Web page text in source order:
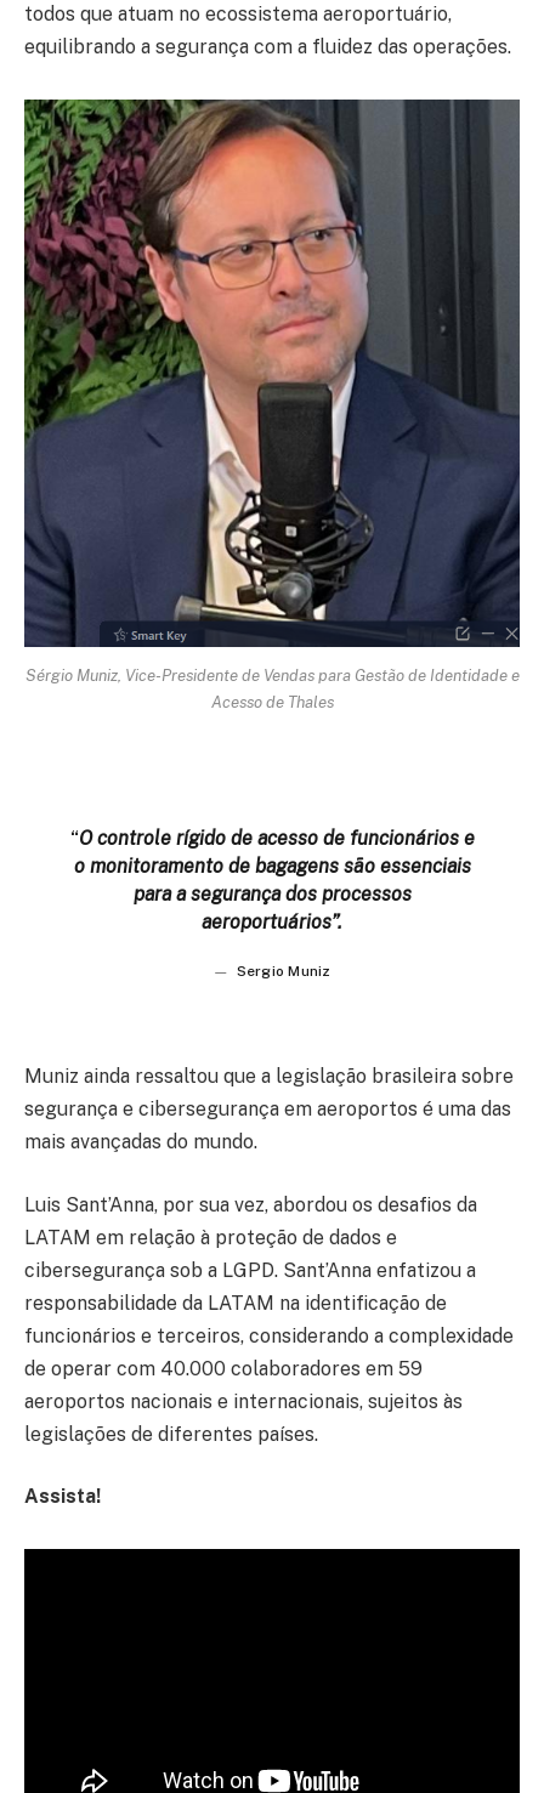
todos que atuam no ecossistema aeroportuário,
equilibrando a segurança com a fluidez das operações.
Sérgio Muniz, Vice-Presidente de Vendas para Gestão de Identidade e
Acesso de Thales
“O controle rígido de acesso de funcionários e
o monitoramento de bagagens são essenciais
para a segurança dos processos
aeroportuários”.
Sergio Muniz
Muniz ainda ressaltou que a legislação brasileira sobre
segurança e cibersegurança em aeroportos é uma das
mais avançadas do mundo.
Luis Sant’Anna, por sua vez, abordou os desafios da
LATAM em relação à proteção de dados e
cibersegurança sob a LGPD. Sant’Anna enfatizou a
responsabilidade da LATAM na identificação de
funcionários e terceiros, considerando a complexidade
de operar com 40.000 colaboradores em 59
aeroportos nacionais e internacionais, sujeitos às
legislações de diferentes países.
Assista!